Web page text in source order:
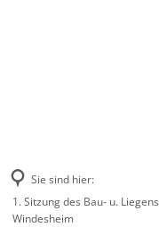
Sie sind hier:
1. Sitzung des Bau- u.
Windesheim